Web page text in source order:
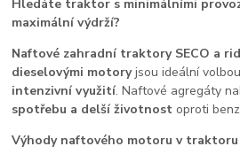
Hledáte traktor s minimálními
maximální výdrží?
Naftové zahradní traktory SECO a
dieselovými motoryjsou ideální
intenzivní využití. Naftové agregáty
spotřebu a delší životnost oproti
Výhody naftového motoru v